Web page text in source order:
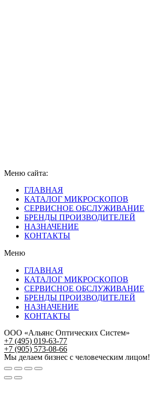
Меню сайта:
ГЛАВНАЯ
КАТАЛОГ МИКРОСКОПОВ
СЕРВИСНОЕ ОБСЛУЖИВАНИЕ
БРЕНДЫ ПРОИЗВОДИТЕЛЕЙ
НАЗНАЧЕНИЕ
КОНТАКТЫ
Меню
ГЛАВНАЯ
КАТАЛОГ МИКРОСКОПОВ
СЕРВИСНОЕ ОБСЛУЖИВАНИЕ
БРЕНДЫ ПРОИЗВОДИТЕЛЕЙ
НАЗНАЧЕНИЕ
КОНТАКТЫ
ООО «Альянс Оптических Систем»
+7 (495) 019-63-77
+7 (905) 573-08-66
Мы делаем бизнес с человеческим лицом!